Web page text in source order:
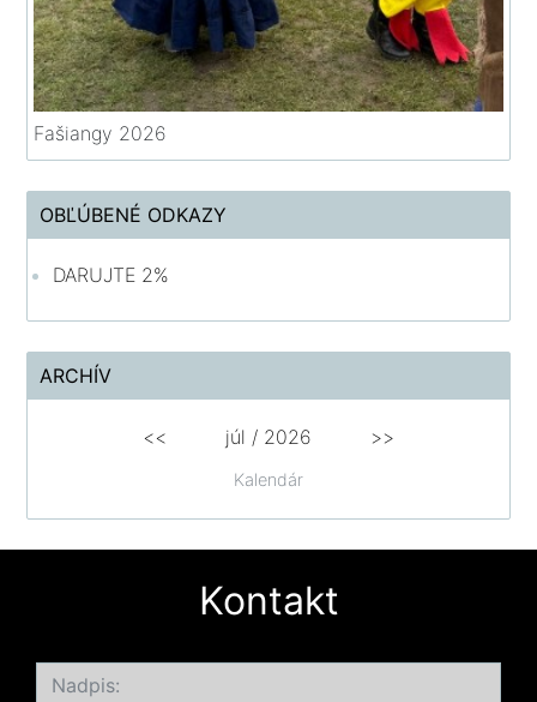
Fašiangy 2026
OBĽÚBENÉ ODKAZY
DARUJTE 2%
ARCHÍV
Kalendár
<< júl / 2026 >>
Kontakt